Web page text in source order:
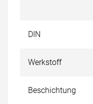
DIN
Werkstoff
Beschichtung